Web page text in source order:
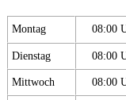
Montag 08:00
Dienstag 08:00
Mittwoch 08:00